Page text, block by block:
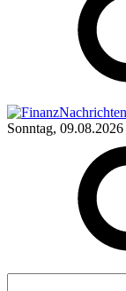
Sonntag, 09.08.2026